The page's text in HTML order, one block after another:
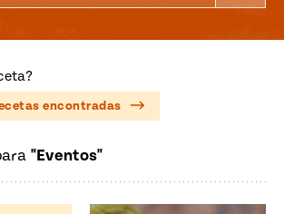
encontradas
"Eventos"